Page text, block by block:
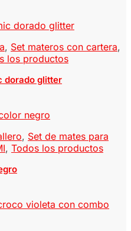
, Set materos con cartera,
los productos
dorado glitter
, Set de mates para
, Todos los productos